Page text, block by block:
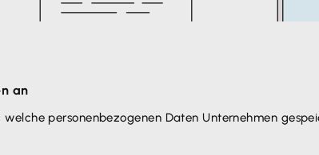
an
personen­bezogenen Daten Unternehmen